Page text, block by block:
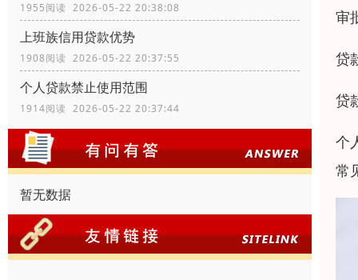
1955阅读 2026-05-22 20:38:08
上班族信用贷款优势
1908阅读 2026-05-22 20:37:55
个人贷款禁止使用范围
1914阅读 2026-05-22 20:37:44
暂无数据
审
贷
贷
个
常